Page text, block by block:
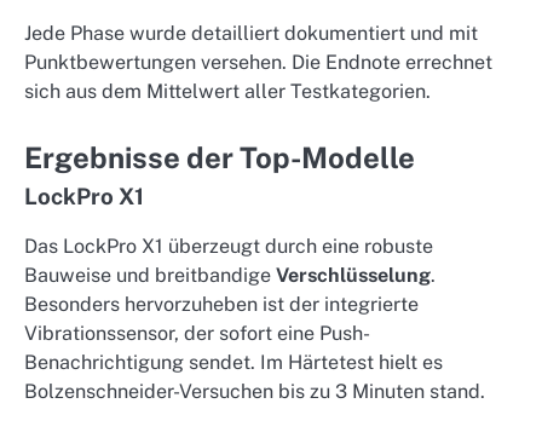
Jede Phase wurde detailliert dokumentiert und mit
Punktbewertungen versehen. Die Endnote errechnet
sich aus dem Mittelwert aller Testkategorien.
Ergebnisse der Top-Modelle
LockPro X1
Das LockPro X1 überzeugt durch eine robuste
Bauweise und breitbandige Verschlüsselung.
Besonders hervorzuheben ist der integrierte
Vibrationssensor, der sofort eine Push-
Benachrichtigung sendet. Im Härtetest hielt es
Bolzenschneider-Versuchen bis zu 3 Minuten stand.